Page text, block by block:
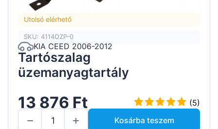
Utolsó elérhető
SKU: 4114OZP-0
KIA CEED 2006-2012
Tartószalag
üzemanyagtartály
13 876 Ft
(5)
Kosárba teszem